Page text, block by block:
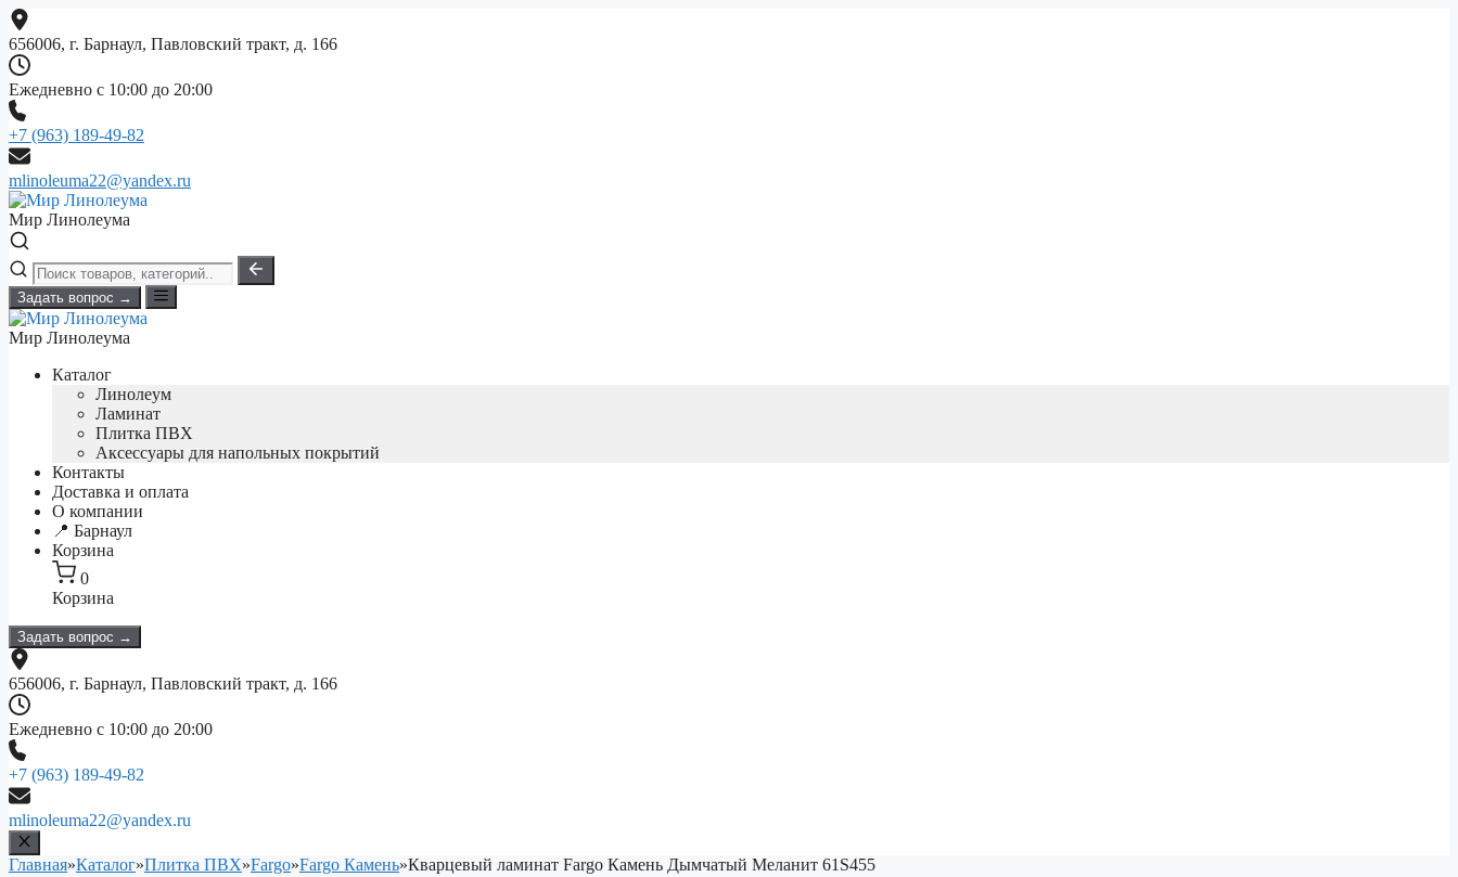
Перейти
к
содержимому
656006, г. Барнаул, Павловский тракт, д. 166
Ежедневно с 10:00 до 20:00
+7 (963) 189-49-82
mlinoleuma22@yandex.ru
Мир Линолеума
Задать вопрос →
Мир Линолеума
Каталог
Линолеум
Ламинат
Плитка ПВХ
Аксессуары для напольных покрытий
Контакты
Доставка и оплата
О компании
📍 Барнаул
Корзина
0
Корзина
Задать вопрос →
656006, г. Барнаул, Павловский тракт, д. 166
Ежедневно с 10:00 до 20:00
+7 (963) 189-49-82
mlinoleuma22@yandex.ru
Главная»Каталог»Плитка ПВХ»Fargo»Fargo Камень»Кварцевый ламинат Fargo Камень Дымчатый Меланит 61S455